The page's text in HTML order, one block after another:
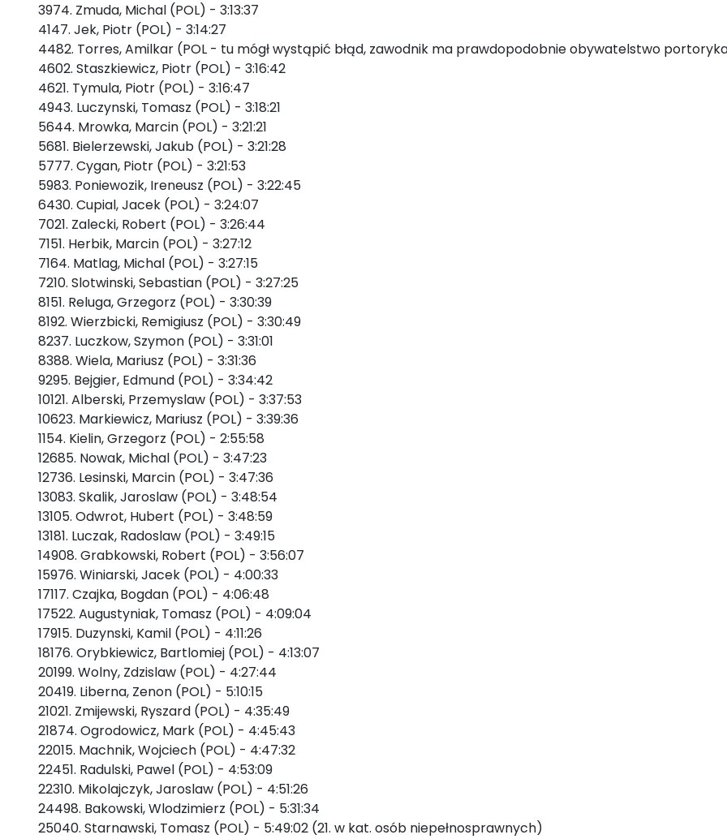
3974. Zmuda, Michal (POL) - 3:13:37
4147. Jek, Piotr (POL) - 3:14:27
4482. Torres, Amilkar (POL - tu mógł wystąpić błąd, zawodnik ma prawdopodobnie obywatelstwo
4602. Staszkiewicz, Piotr (POL) - 3:16:42
4621. Tymula, Piotr (POL) - 3:16:47
4943. Luczynski, Tomasz (POL) - 3:18:21
5644. Mrowka, Marcin (POL) - 3:21:21
5681. Bielerzewski, Jakub (POL) - 3:21:28
5777. Cygan, Piotr (POL) - 3:21:53
5983. Poniewozik, Ireneusz (POL) - 3:22:45
6430. Cupial, Jacek (POL) - 3:24:07
7021. Zalecki, Robert (POL) - 3:26:44
7151. Herbik, Marcin (POL) - 3:27:12
7164. Matlag, Michal (POL) - 3:27:15
7210. Slotwinski, Sebastian (POL) - 3:27:25
8151. Reluga, Grzegorz (POL) - 3:30:39
8192. Wierzbicki, Remigiusz (POL) - 3:30:49
8237. Luczkow, Szymon (POL) - 3:31:01
8388. Wiela, Mariusz (POL) - 3:31:36
9295. Bejgier, Edmund (POL) - 3:34:42
10121. Alberski, Przemyslaw (POL) - 3:37:53
10623. Markiewicz, Mariusz (POL) - 3:39:36
1154. Kielin, Grzegorz (POL) - 2:55:58
12685. Nowak, Michal (POL) - 3:47:23
12736. Lesinski, Marcin (POL) - 3:47:36
13083. Skalik, Jaroslaw (POL) - 3:48:54
13105. Odwrot, Hubert (POL) - 3:48:59
13181. Luczak, Radoslaw (POL) - 3:49:15
14908. Grabkowski, Robert (POL) - 3:56:07
15976. Winiarski, Jacek (POL) - 4:00:33
17117. Czajka, Bogdan (POL) - 4:06:48
17522. Augustyniak, Tomasz (POL) - 4:09:04
17915. Duzynski, Kamil (POL) - 4:11:26
18176. Orybkiewicz, Bartlomiej (POL) - 4:13:07
20199. Wolny, Zdzislaw (POL) - 4:27:44
20419. Liberna, Zenon (POL) - 5:10:15
21021. Zmijewski, Ryszard (POL) - 4:35:49
21874. Ogrodowicz, Mark (POL) - 4:45:43
22015. Machnik, Wojciech (POL) - 4:47:32
22451. Radulski, Pawel (POL) - 4:53:09
22310. Mikolajczyk, Jaroslaw (POL) - 4:51:26
24498. Bakowski, Wlodzimierz (POL) - 5:31:34
25040. Starnawski, Tomasz (POL) - 5:49:02 (21. w kat. osób niepełnosprawnych)